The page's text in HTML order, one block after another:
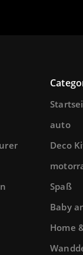
auto
Deco
Spaß
Baby
Home